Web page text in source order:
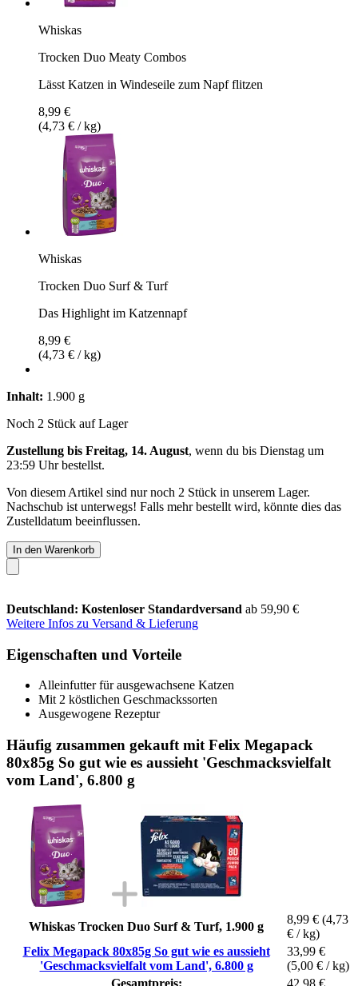
Whiskas
Trocken Duo Meaty Combos
Lässt Katzen in Windeseile zum Napf flitzen
8,99 €
(4,73 € / kg)
Whiskas
Trocken Duo Surf & Turf
Das Highlight im Katzennapf
8,99 €
(4,73 € / kg)
Inhalt: 1.900 g
Noch 2 Stück auf Lager
Zustellung bis Freitag, 14. August, wenn du bis Dienstag um
23:59 Uhrbestellst.
Von diesem Artikel sind nur noch 2 Stück in unserem Lager.
Nachschub ist unterwegs! Falls mehr bestellt wird, könnte dies das
Zustelldatum beeinflussen.
In den Warenkorb
Deutschland: Kostenloser Standardversand ab 59,90 €
Weitere Infos zu Versand & Lieferung
Eigenschaften und Vorteile
Alleinfutter für ausgewachsene Katzen
Mit 2 köstlichen Geschmackssorten
Ausgewogene Rezeptur
Häufig zusammen gekauft mit Felix Megapack
80x85g So gut wie es aussieht 'Geschmacksvielfalt
vom Land', 6.800 g
Whiskas Trocken Duo Surf & Turf, 1.900 g
8,99 € (4,73
€ / kg)
Felix Megapack 80x85g So gut wie es aussieht
'Geschmacksvielfalt vom Land', 6.800 g
33,99 €
(5,00 € / kg)
Gesamtpreis:
42,98 €